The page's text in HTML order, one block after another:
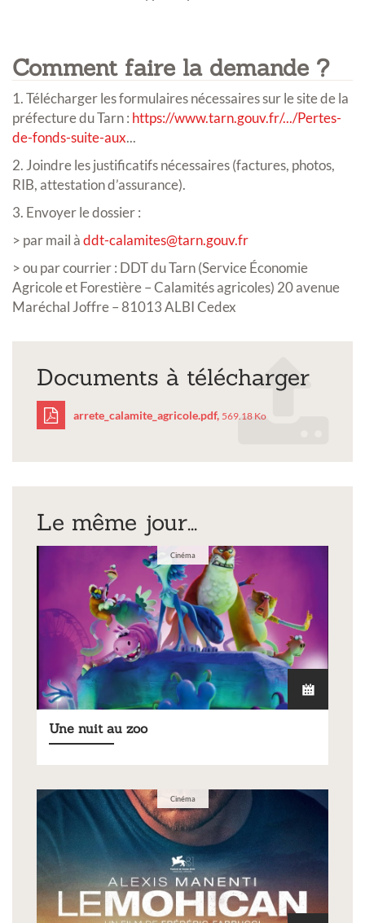
Comment faire la demande ?
1. Télécharger les formulaires nécessaires sur le site de la
préfecture du Tarn : https://www.tarn.gouv.fr/.../Pertes-
de-fonds-suite-aux...
2. Joindre les justificatifs nécessaires (factures, photos,
RIB, attestation d’assurance).
3. Envoyer le dossier :
> par mail àddt-calamites@tarn.gouv.fr
> ou par courrier : DDT du Tarn (Service Économie
Agricole et Forestière – Calamités agricoles) 20 avenue
Maréchal Joffre – 81013 ALBI Cedex
Documents à télécharger
arrete_calamite_agricole.pdf, 569.18 Ko
Le même jour...
Cinéma
Une nuit au zoo
Cinéma